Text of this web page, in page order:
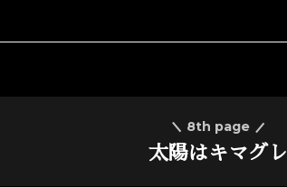
太陽はキマグレ
8th page